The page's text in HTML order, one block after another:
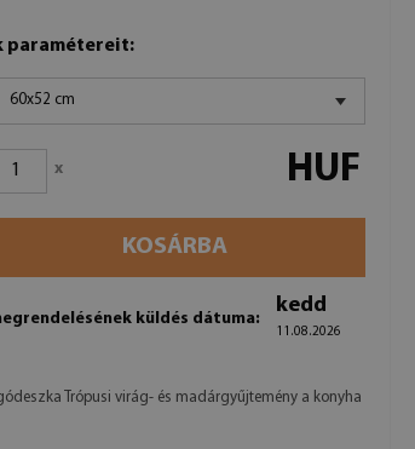
paramétereit:
60x52 cm
x HUF
KOSÁRBA
küldés dátuma:
kedd
11.08.2026
Trópusi virág- és madárgyűjtemény a konyha